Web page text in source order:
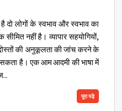
दो लोगों के स्वभाव और स्वभाव का
नहीं है। व्यापार सहयोगियों,
की अनुकूलता की जांच करने के
सकता है। एक आम आदमी की भाषा में
पूरा पढ़े